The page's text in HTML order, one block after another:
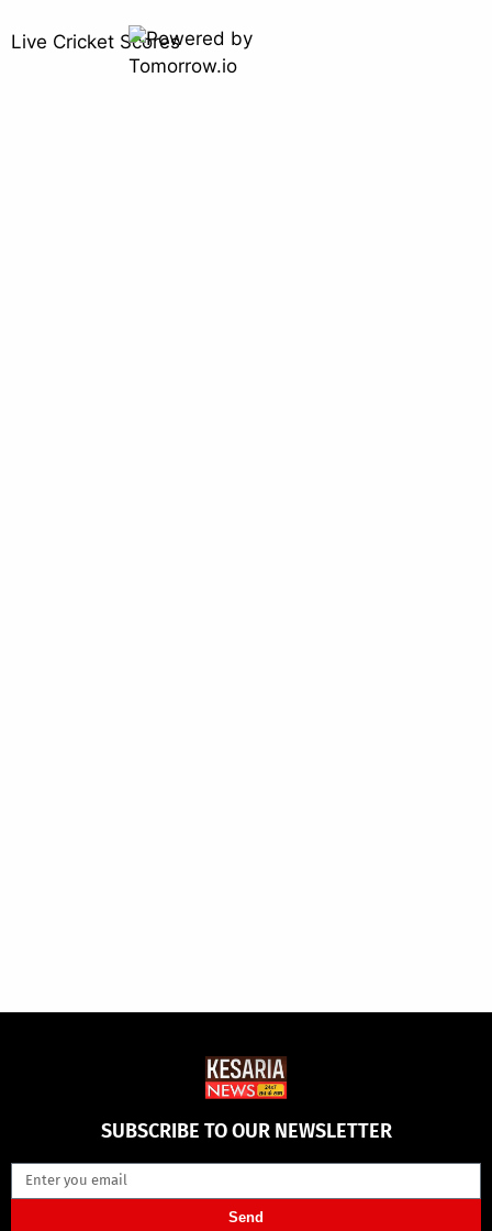
Live Cricket Scores
SUBSCRIBE TO OUR NEWSLETTER
Send